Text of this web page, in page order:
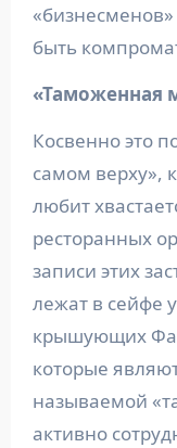
быть
«Таможенная
Косвенно это
самом верху»,
любит
ресторанных
записи этих
лежат в сейфе
крышующих
которые
называемой
активно